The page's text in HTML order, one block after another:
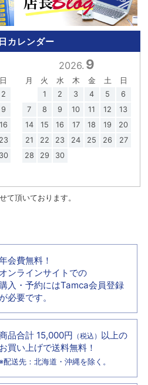
カレンダー
日
2
9
16
23
30
2026. 9
月 火 水 木 金 土
日
1
2 3 4 5
6
7
8 9 10 11 12
13
14
15 16 17 18 19
20
21
22 23 24 25 26
27
28
29 30
て頂いております。
会費無料！
オンラインサイトでの
入・予約にはTamca会員登録
が必要です。
品合計 15,000円 （税込） 以上の
お買い上げで送料無料！
配送先：北海道・沖縄を除く。